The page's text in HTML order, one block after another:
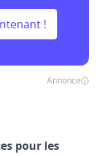
!
Annonce
pour les